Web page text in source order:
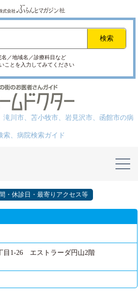
名／地域名／診療科目など
ことを入力してみてください
滝川市、苫小牧市、岩見沢市、函館市の病
索、病院検索ガイド
・休診日・最寄りアクセス等
目1-26 エストラーダ円山2階